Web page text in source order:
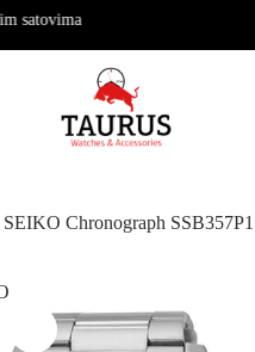
SEIKO Chronograph SSB357P1